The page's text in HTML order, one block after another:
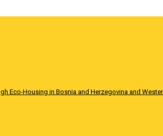
Eco-Housing in Bosnia and Herzegovina and